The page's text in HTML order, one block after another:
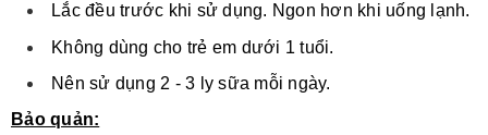
Lắc đều trước khi sử dụng. Ngon hơn khi uống lạnh.
Không dùng cho trẻ em dưới 1 tuổi.
Nên sử dụng 2 - 3 ly sữa mỗi ngày.
Bảo quản: